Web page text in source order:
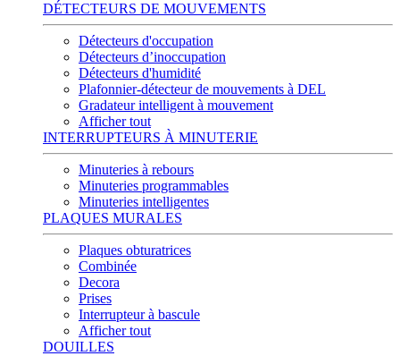
DÉTECTEURS DE MOUVEMENTS
Détecteurs d'occupation
Détecteurs d’inoccupation
Détecteurs d'humidité
Plafonnier-détecteur de mouvements à DEL
Gradateur intelligent à mouvement
Afficher tout
INTERRUPTEURS À MINUTERIE
Minuteries à rebours
Minuteries programmables
Minuteries intelligentes
PLAQUES MURALES
Plaques obturatrices
Combinée
Decora
Prises
Interrupteur à bascule
Afficher tout
DOUILLES